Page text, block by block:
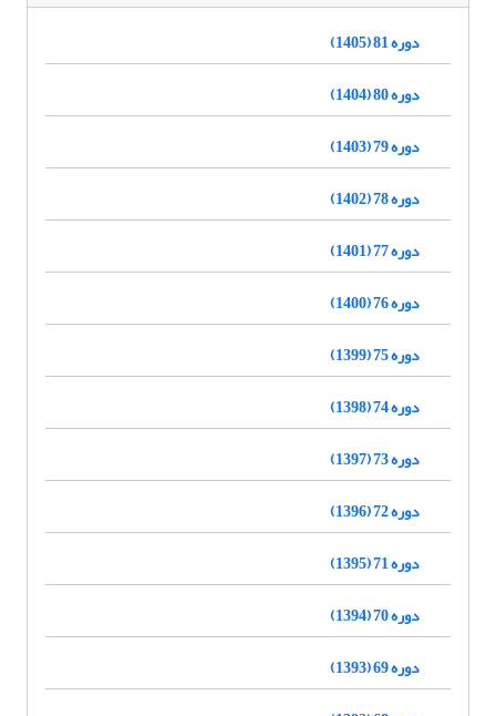
دوره 81 (1405)
دوره 80 (1404)
دوره 79 (1403)
دوره 78 (1402)
دوره 77 (1401)
دوره 76 (1400)
دوره 75 (1399)
دوره 74 (1398)
دوره 73 (1397)
دوره 72 (1396)
دوره 71 (1395)
دوره 70 (1394)
دوره 69 (1393)